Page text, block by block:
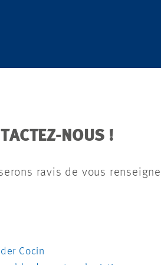
NOUS !
ravis de vous
Cocin